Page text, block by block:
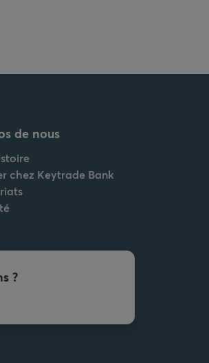
de nous
chez Keytrade Bank
?